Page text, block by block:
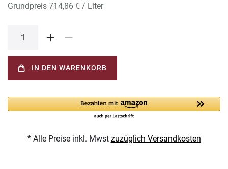
Grundpreis 714,86 € / Liter
IN DEN WARENKORB
* Alle Preise inkl. Mwst zuzüglich Versandkosten